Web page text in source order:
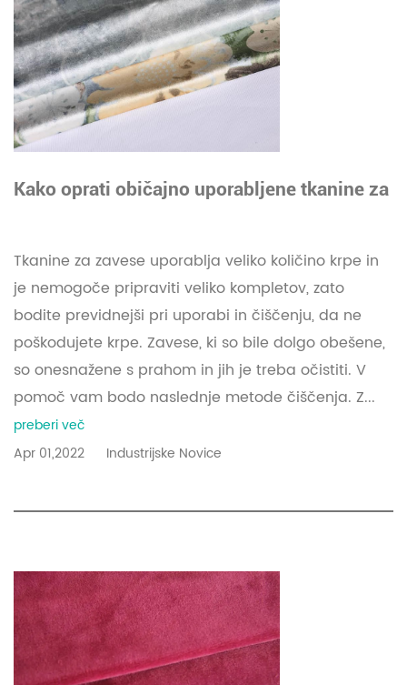
Kako oprati običajno uporabljene tkanine za
Tkanine za zavese uporablja veliko količino krpe in
je nemogoče pripraviti veliko kompletov, zato
bodite previdnejši pri uporabi in čiščenju, da ne
poškodujete krpe. Zavese, ki so bile dolgo obešene,
so onesnažene s prahom in jih je treba očistiti. V
pomoč vam bodo naslednje metode čiščenja. Z...
preberi več
Apr 01,2022
Industrijske Novice